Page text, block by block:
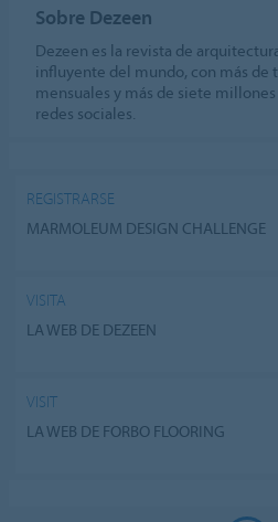
Sobre Dezeen
Dezeen es la revista de
influyente del mundo, con más de
mensuales y más de siete
redes sociales.
REGISTRARSE
MARMOLEUM DESIGN CHALLENGE
VISITA
LA WEB DE DEZEEN
VISIT
LA WEB DE FORBO FLOORING